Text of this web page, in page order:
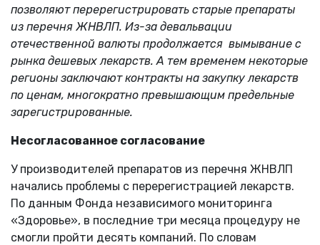
позволяют перерегистрировать старые препараты
из перечня ЖНВЛП. Из-за девальвации
отечественной валюты продолжается вымывание с
рынка дешевых лекарств. А тем временем некоторые
регионы заключают контракты на закупку лекарств
по ценам, многократно превышающим предельные
зарегистрированные.
Несогласованное согласование
У производителей препаратов из перечня ЖНВЛП
начались проблемы с перерегистрацией лекарств.
По данным Фонда независимого мониторинга
«Здоровье», в последние три месяца процедуру не
смогли пройти десять компаний. По словам